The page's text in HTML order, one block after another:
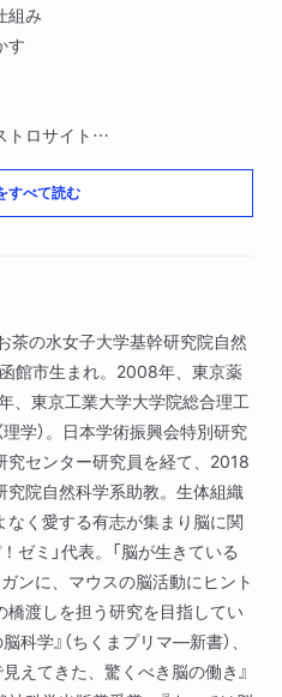
組み
す
ロサイト
の“頭の良さ”
すべて読む
茶の水女子大学基幹研究院自然
館市生まれ。2008年、東京薬
、東京工業大学大学院総合理工
学）。日本学術振興会特別研究
究センター研究員を経て、2018
院自然科学系助教。生体組織
く愛する有志が集まり脳に関
ゼミ」代表。「脳が生きている
ンに、マウスの脳活動にヒント
渡しを担う研究を目指してい
科学』（ちくまプリマ―新書）、
えてきた、驚くべき脳の働き』